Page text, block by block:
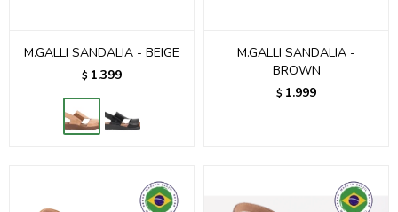
M.GALLI SANDALIA - BEIGE
$ 1.399
M.GALLI SANDALIA -
BROWN
$ 1.999